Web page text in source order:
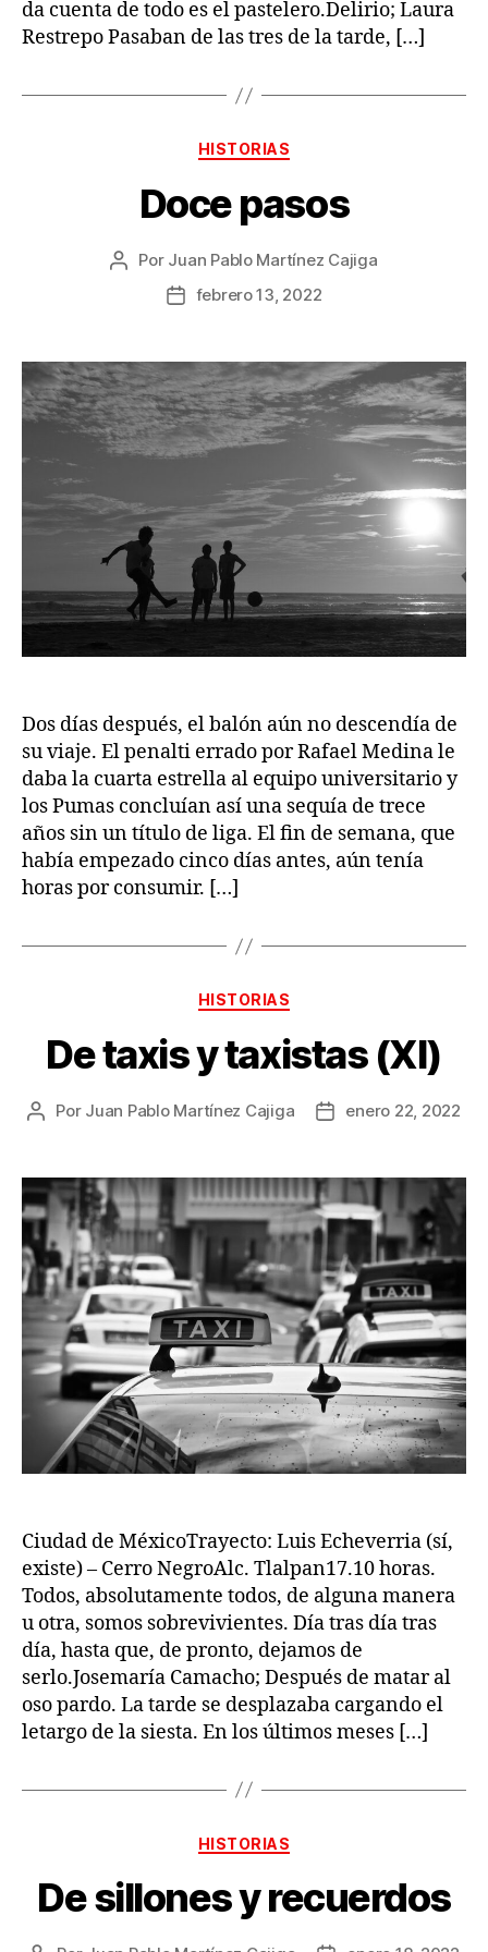
da cuenta de todo es el pastelero.Delirio; Laura
Restrepo Pasaban de las tres de la tarde, […]
Categorías
HISTORIAS
Doce pasos
Autor
Por Juan Pablo Martínez Cajiga
Fecha
publicación
febrero 13, 2022
Dos días después, el balón aún no descendía de
su viaje. El penalti errado por Rafael Medina le
daba la cuarta estrella al equipo universitario y
los Pumas concluían así una sequía de trece
años sin un título de liga. El fin de semana, que
había empezado cinco días antes, aún tenía
horas por consumir. […]
Categorías
HISTORIAS
De taxis y taxistas (XI)
Autor
publicación
Por Juan Pablo Martínez Cajiga
Fecha
publicación
enero 22, 2022
Ciudad de MéxicoTrayecto: Luis Echeverria (sí,
existe) – Cerro NegroAlc. Tlalpan17.10 horas.
Todos, absolutamente todos, de alguna manera
u otra, somos sobrevivientes. Día tras día tras
día, hasta que, de pronto, dejamos de
serlo.Josemaría Camacho; Después de matar al
oso pardo. La tarde se desplazaba cargando el
letargo de la siesta. En los últimos meses […]
Categorías
HISTORIAS
De sillones y recuerdos